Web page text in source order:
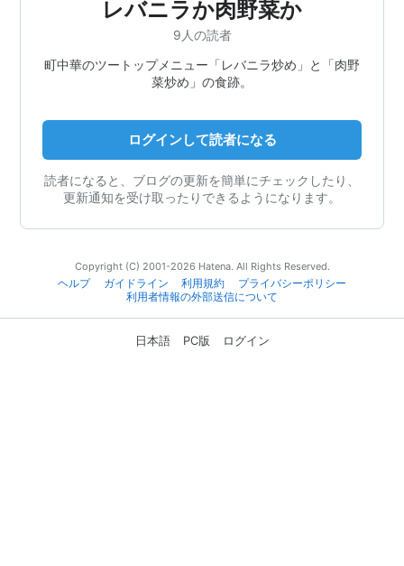
レバニラか肉野菜か
9人の読者
町中華のツートップメニュー「レバニラ炒め」と「肉野
菜炒め」の食跡。
ログインして読者になる
読者になると、ブログの更新を簡単にチェックしたり、
更新通知を受け取ったりできるようになります。
Copyright (C) 2001-2026 Hatena. All Rights Reserved.
ヘルプ
ガイドライン 利用規約
プライバシーポリシー
利用者情報の外部送信について
日本語 PC版 ログイン